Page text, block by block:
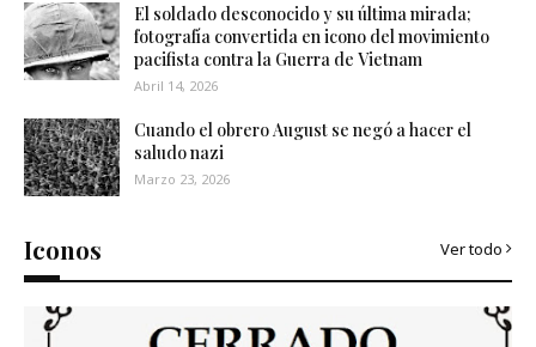
El soldado desconocido y su última mirada;
fotografía convertida en icono del movimiento
pacifista contra la Guerra de Vietnam
Abril 14, 2026
Cuando el obrero August se negó a hacer el
saludo nazi
Marzo 23, 2026
Iconos Ver todo